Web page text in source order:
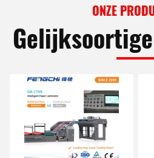
ONZE